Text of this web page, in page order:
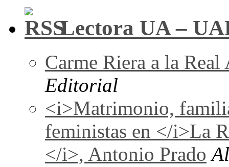
Lectora UA –
Carme Riera a la Real
Editorial
<i>Matrimonio,
feministas en </i>La
</i>, Antonio Prado